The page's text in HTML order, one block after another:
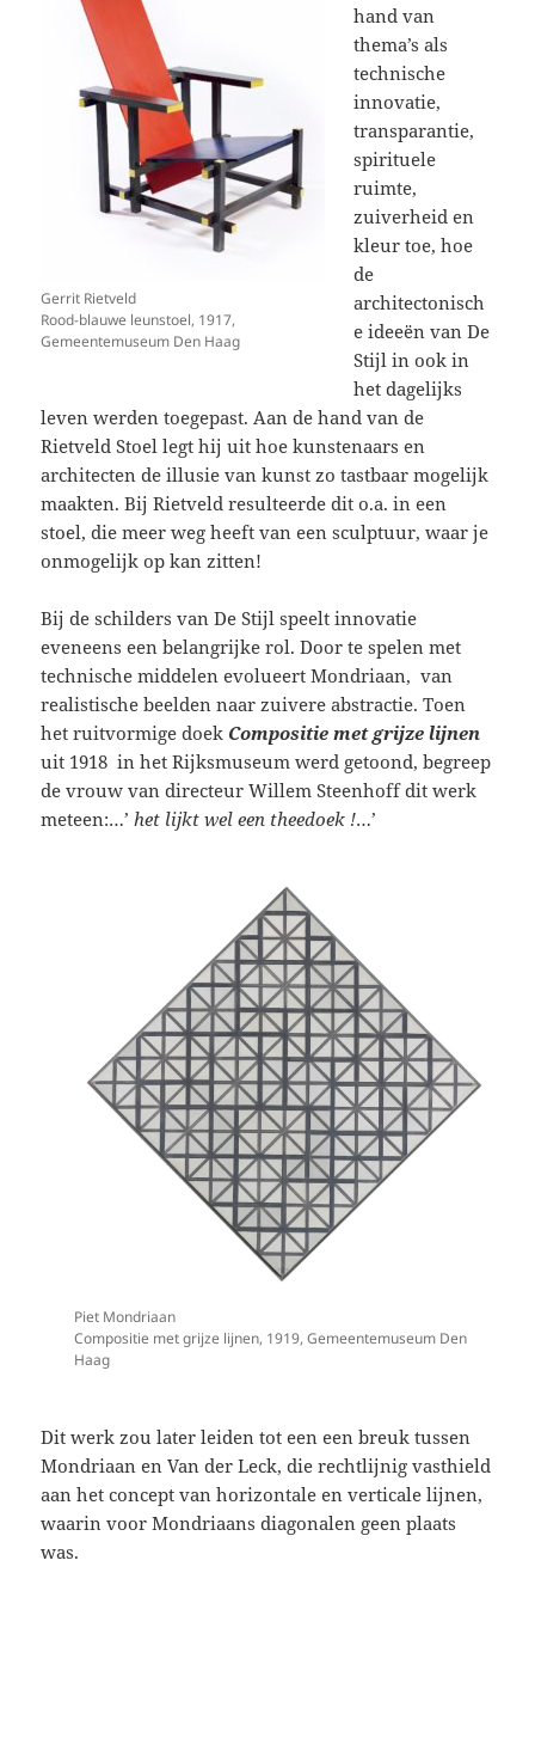
Gerrit Rietveld
Rood-blauwe leunstoel, 1917,
Gemeentemuseum Den Haag
hand van
thema’s als
technische
innovatie,
transparantie,
spirituele
ruimte,
zuiverheid en
kleur toe, hoe
de
architectonisch
e ideeën van De
Stijl in ook in
het dagelijks
leven werden toegepast. Aan de hand van de
Rietveld Stoel legt hij uit hoe kunstenaars en
architecten de illusie van kunst zo tastbaar mogelijk
maakten. Bij Rietveld resulteerde dit o.a. in een
stoel, die meer weg heeft van een sculptuur, waar je
onmogelijk op kan zitten!
Bij de schilders van De Stijl speelt innovatie
eveneens een belangrijke rol. Door te spelen met
technische middelen evolueert Mondriaan, van
realistische beelden naar zuivere abstractie. Toen
het ruitvormige doek Compositie met grijze lijnen
uit 1918 in het Rijksmuseum werd getoond, begreep
de vrouw van directeur Willem Steenhoff dit werk
meteen:…’ het lijkt wel een theedoek !…’
Piet Mondriaan
Compositie met grijze lijnen, 1919, Gemeentemuseum Den
Haag
Dit werk zou later leiden tot een een breuk tussen
Mondriaan en Van der Leck, die rechtlijnig vasthield
aan het concept van horizontale en verticale lijnen,
waarin voor Mondriaans diagonalen geen plaats
was.